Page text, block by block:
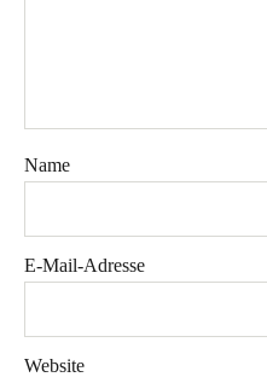
Name
E-Mail-Adresse
Website